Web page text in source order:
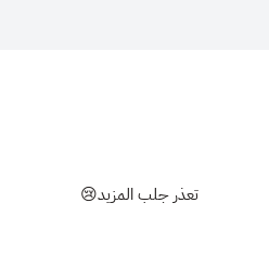
تعذر جلب المزيد😢